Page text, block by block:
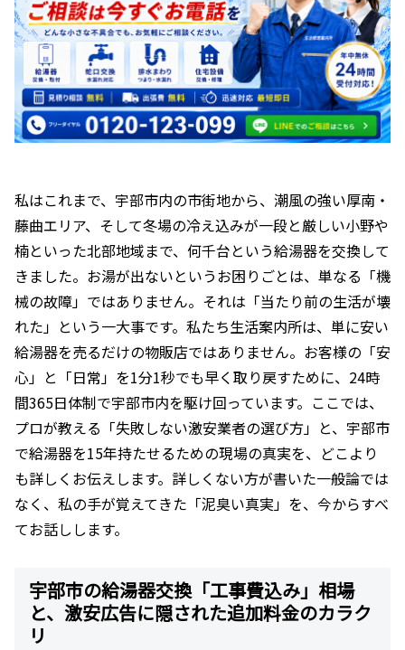
私はこれまで、宇部市内の市街地から、潮風の強い厚南・
藤曲エリア、そして冬場の冷え込みが一段と厳しい小野や
楠といった北部地域まで、何千台という給湯器を交換して
きました。お湯が出ないというお困りごとは、単なる「機
械の故障」ではありません。それは「当たり前の生活が壊
れた」という一大事です。私たち生活案内所は、単に安い
給湯器を売るだけの物販店ではありません。お客様の「安
心」と「日常」を1分1秒でも早く取り戻すために、24時
間365日体制で宇部市内を駆け回っています。ここでは、
プロが教える「失敗しない激安業者の選び方」と、宇部市
で給湯器を15年持たせるための現場の真実を、どこより
も詳しくお伝えします。詳しくない方が書いた一般論では
なく、私の手が覚えてきた「泥臭い真実」を、今からすべ
てお話しします。
宇部市の給湯器交換「工事費込み」相場
と、激安広告に隠された追加料金のカラク
リ